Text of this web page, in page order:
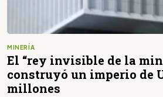
MINERÍA
El “rey invisible de la
construyó un imperio de
millones